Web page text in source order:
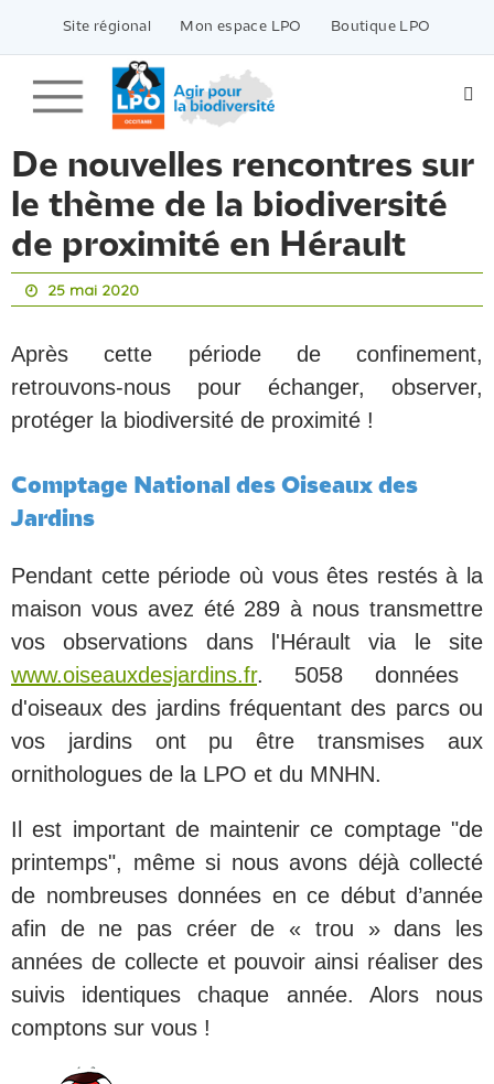
contenu
Site régional Mon espace LPO Boutique LPO
De nouvelles rencontres sur
le thème de la biodiversité
de proximité en Hérault
25 mai 2020
Après cette période de confinement,
retrouvons-nous pour échanger, observer,
protéger la biodiversité de proximité !
Comptage National des Oiseaux des
Jardins
Pendant cette période où vous êtes restés à la
maison vous avez été 289 à nous transmettre
vos observations dans l'Hérault via le site
www.oiseauxdesjardins.fr. 5058 données
d'oiseaux des jardins fréquentant des parcs ou
vos jardins ont pu être transmises aux
ornithologues de la LPO et du MNHN.
Il est important de maintenir ce comptage "de
printemps", même si nous avons déjà collecté
de nombreuses données en ce début d’année
afin de ne pas créer de « trou » dans les
années de collecte et pouvoir ainsi réaliser des
suivis identiques chaque année. Alors nous
comptons sur vous !